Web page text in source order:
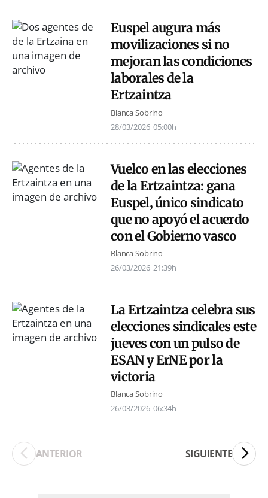
Euspel augura más
movilizaciones si no
mejoran las condiciones
laborales de la
Ertzaintza
Blanca Sobrino
28/03/2026 05:00h
Vuelco en las elecciones
de la Ertzaintza: gana
Euspel, único sindicato
que no apoyó el acuerdo
con el Gobierno vasco
Blanca Sobrino
26/03/2026 21:39h
La Ertzaintza celebra sus
elecciones sindicales este
jueves con un pulso de
ESAN y ErNE por la
victoria
Blanca Sobrino
26/03/2026 06:34h
ANTERIOR SIGUIENTE